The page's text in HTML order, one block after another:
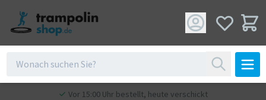
Vor 15:00 Uhr bestellt, heute verschickt